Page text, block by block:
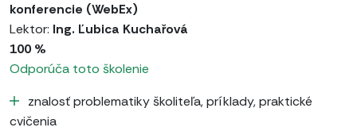
konferencie (WebEx)
Lektor: Ing. Ľubica Kuchařová
100 %
Odporúča toto školenie
znalosť problematiky školiteľa, príklady, praktické
cvičenia